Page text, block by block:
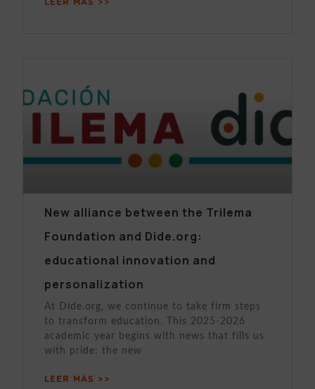
LEER MÁS >>
New alliance between the Trilema
Foundation and Dide.org:
educational innovation and
personalization
At Dide.org, we continue to take firm steps
to transform education. This 2025-2026
academic year begins with news that fills us
with pride: the new
LEER MÁS >>